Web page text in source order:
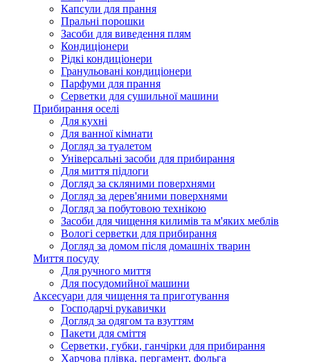
Капсули для прання
Пральні порошки
Засоби для виведення плям
Кондиціонери
Рідкі кондиціонери
Гранульовані кондиціонери
Парфуми для прання
Серветки для сушильної машини
Прибирання оселі
Для кухні
Для ванної кімнати
Догляд за туалетом
Універсальні засоби для прибирання
Для миття підлоги
Догляд за скляними поверхнями
Догляд за дерев'яними поверхнями
Догляд за побутовою технікою
Засоби для чищення килимів та м'яких меблів
Вологі серветки для прибирання
Догляд за домом після домашніх тварин
Миття посуду
Для ручного миття
Для посудомийної машини
Аксесуари для чищення та приготування
Господарчі рукавички
Догляд за одягом та взуттям
Пакети для сміття
Серветки, губки, ганчірки для прибирання
Харчова плівка, пергамент, фольга